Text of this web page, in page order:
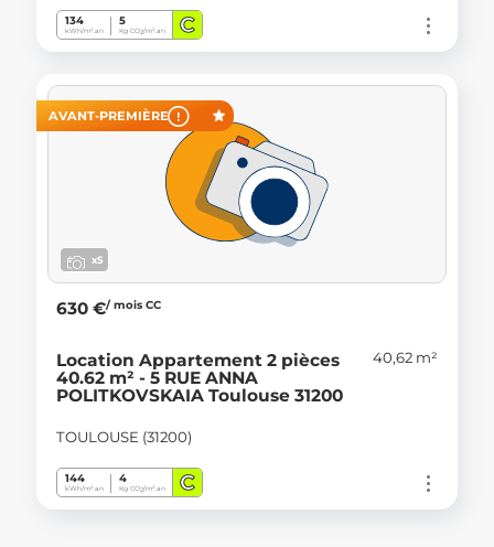
134
kWh/m².an
5
Kg CO2/m².an C
AVANT-PREMIÈRE
x5
630 €/ mois CC
Location Appartement 2 pièces
40.62 m² - 5 RUE ANNA
POLITKOVSKAIA Toulouse 31200
40,62 m²
TOULOUSE (31200)
144
kWh/m².an
4
Kg CO2/m².an C